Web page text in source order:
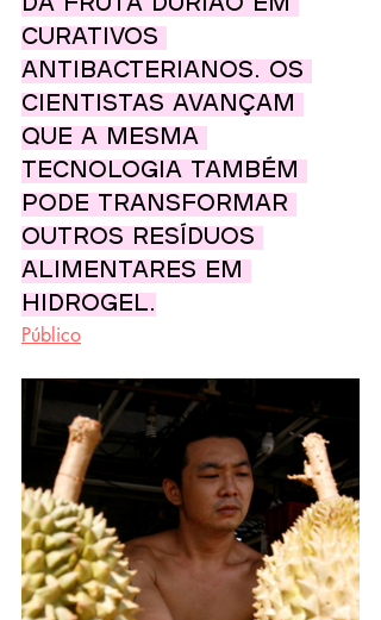
da fruta durião em
curativos
antibacterianos. Os
cientistas avançam
que a mesma
tecnologia também
pode transformar
outros resíduos
alimentares em
hidrogel.
Público